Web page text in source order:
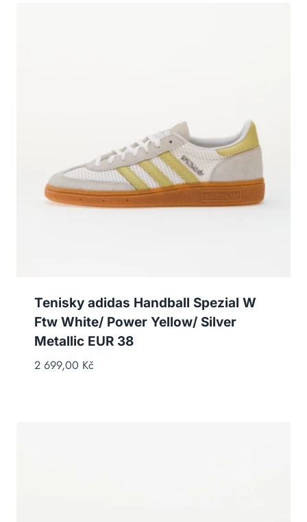
Tenisky adidas Handball Spezial W
Ftw White/ Power Yellow/ Silver
Metallic EUR 38
2 699,00 Kč